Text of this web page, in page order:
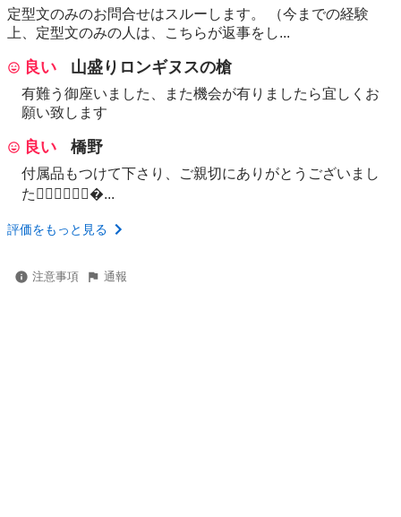
定型文のみのお問合せはスルーします。 （今までの経験
上、定型文のみの人は、こちらが返事をし...
良い 山盛りロンギヌスの槍
有難う御座いました、また機会が有りましたら宜しくお
願い致します
良い 橋野
付属品もつけて下さり、ご親切にありがとうございまし
た🙇🏻‍♀️🙇🏻‍♀️...
評価をもっと見る
注意事項 通報